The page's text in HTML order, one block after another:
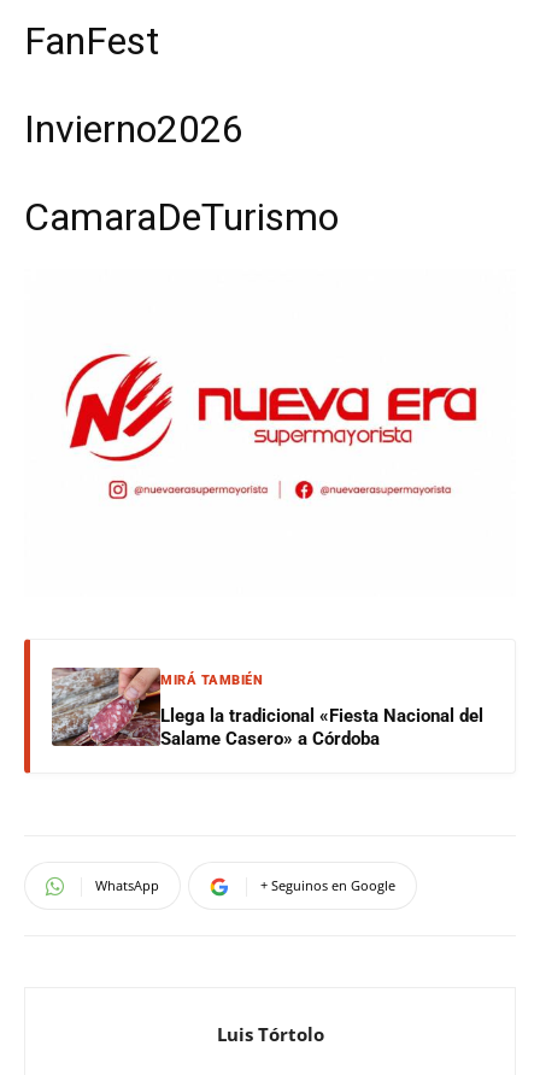
FanFest
Invierno2026
CamaraDeTurismo
MIRÁ TAMBIÉN
Llega la tradicional «Fiesta Nacional del
Salame Casero» a Córdoba
WhatsApp + Seguinos en Google
Luis Tórtolo